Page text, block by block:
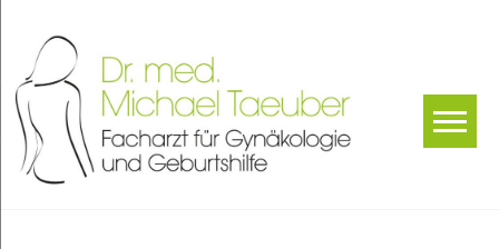
content
med.
Facharzt für
Gynäkologie und